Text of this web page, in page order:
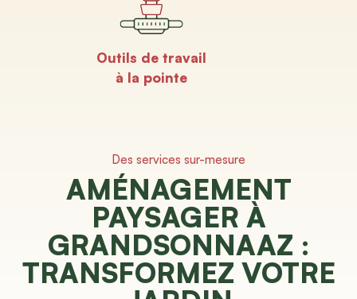
Outils de travail
à la pointe
Des services sur-mesure
AMÉNAGEMENT
PAYSAGER À
GRANDSONNAAZ :
TRANSFORMEZ VOTRE